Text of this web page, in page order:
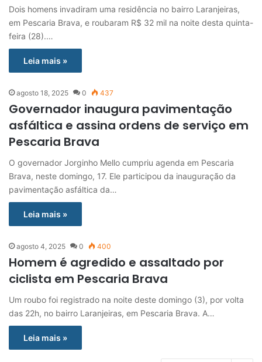
Dois homens invadiram uma residência no bairro Laranjeiras,
em Pescaria Brava, e roubaram R$ 32 mil na noite desta quinta-
feira (28).…
Leia mais »
agosto 18, 2025 0 437
Governador inaugura pavimentação
asfáltica e assina ordens de serviço em
Pescaria Brava
O governador Jorginho Mello cumpriu agenda em Pescaria
Brava, neste domingo, 17. Ele participou da inauguração da
pavimentação asfáltica da…
Leia mais »
agosto 4, 2025 0 400
Homem é agredido e assaltado por
ciclista em Pescaria Brava
Um roubo foi registrado na noite deste domingo (3), por volta
das 22h, no bairro Laranjeiras, em Pescaria Brava. A…
Leia mais »